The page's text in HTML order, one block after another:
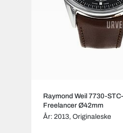
Raymond Weil 7730-
Freelancer Ø42mm
År: 2013, Originaleske